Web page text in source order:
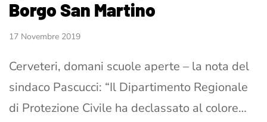
Borgo San Martino
17 Novembre 2019
Cerveteri, domani scuole aperte – la nota del
sindaco Pascucci: “Il Dipartimento Regionale
di Protezione Civile ha declassato al colore…